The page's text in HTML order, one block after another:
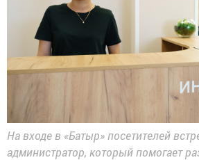
На входе в «Батыр» посетителей
администратор, который помогает